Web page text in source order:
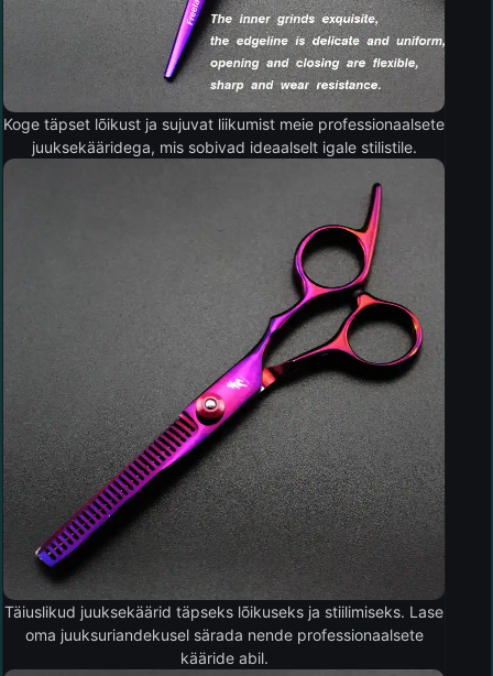
Koge täpset lõikust ja sujuvat liikumist meie professionaalsete
juuksekääridega, mis sobivad ideaalselt igale stilistile.
Täiuslikud juuksekäärid täpseks lõikuseks ja stiilimiseks. Lase
oma juuksuriandekusel särada nende professionaalsete
kääride abil.